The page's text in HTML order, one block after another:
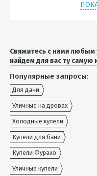
Свяжитесь с нами
найдем для вас ту самую
Популярные запросы:
Для дачи
Уличные на дровах
Холодные купели
Купели для бани
Купели Фурако
Уличные купели